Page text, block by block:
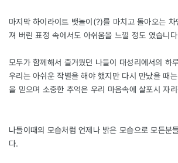
마지막 하이라이트 뱃놀이(?)를 마치고 돌아오는 차
져 버린 표정 속에서도 아쉬움을 느낄 정도 였습니
모두가 함께해서 즐거웠던 나들이 대성리에서의 하
우리는 아쉬운 작별을 해야 했지만 다시 만났을 때
을 믿으며 소중한 추억은 우리 마음속에 살포시 자
나들이때의 모습처럼 언제나 밝은 모습으로 모든분
다.